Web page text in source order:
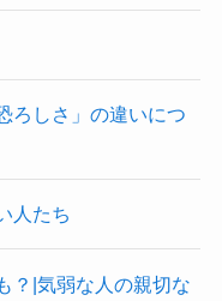
ろしさ」の違いにつ
人たち
？|気弱な人の親切な